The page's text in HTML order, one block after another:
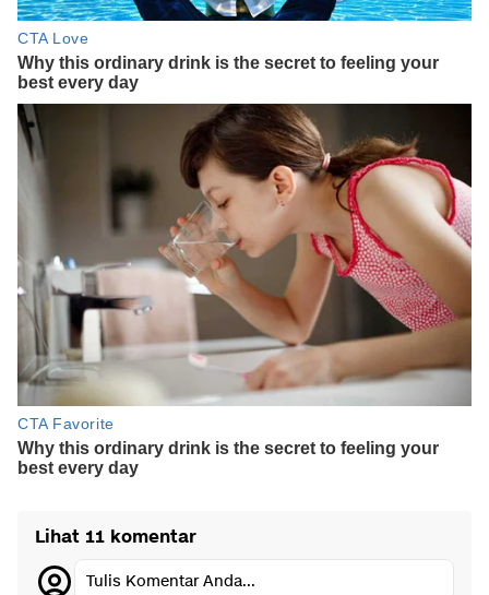
Lihat 11 komentar
Tulis Komentar Anda...